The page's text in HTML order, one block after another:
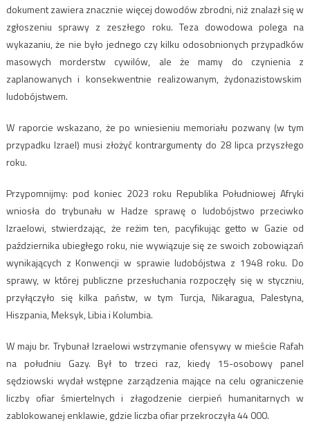
dokument zawiera znacznie więcej dowodów zbrodni, niż znalazł się w
zgłoszeniu sprawy z zeszłego roku. Teza dowodowa polega na
wykazaniu, że nie było jednego czy kilku odosobnionych przypadków
masowych morderstw cywilów, ale że mamy do czynienia z
zaplanowanych i konsekwentnie realizowanym, żydonazistowskim
ludobójstwem.
W raporcie wskazano, że po wniesieniu memoriału pozwany (w tym
przypadku Izrael) musi złożyć kontrargumenty do 28 lipca przyszłego
roku.
Przypomnijmy: pod koniec 2023 roku Republika Południowej Afryki
wniosła do trybunału w Hadze sprawę o ludobójstwo przeciwko
Izraelowi, stwierdzając, że reżim ten, pacyfikując getto w Gazie od
października ubiegłego roku, nie wywiązuje się ze swoich zobowiązań
wynikających z Konwencji w sprawie ludobójstwa z 1948 roku. Do
sprawy, w której publiczne przesłuchania rozpoczęły się w styczniu,
przyłączyło się kilka państw, w tym Turcja, Nikaragua, Palestyna,
Hiszpania, Meksyk, Libia i Kolumbia.
W maju br. Trybunał Izraelowi wstrzymanie ofensywy w mieście Rafah
na południu Gazy. Był to trzeci raz, kiedy 15-osobowy panel
sędziowski wydał wstępne zarządzenia mające na celu ograniczenie
liczby ofiar śmiertelnych i złagodzenie cierpień humanitarnych w
zablokowanej enklawie, gdzie liczba ofiar przekroczyła 44 000.